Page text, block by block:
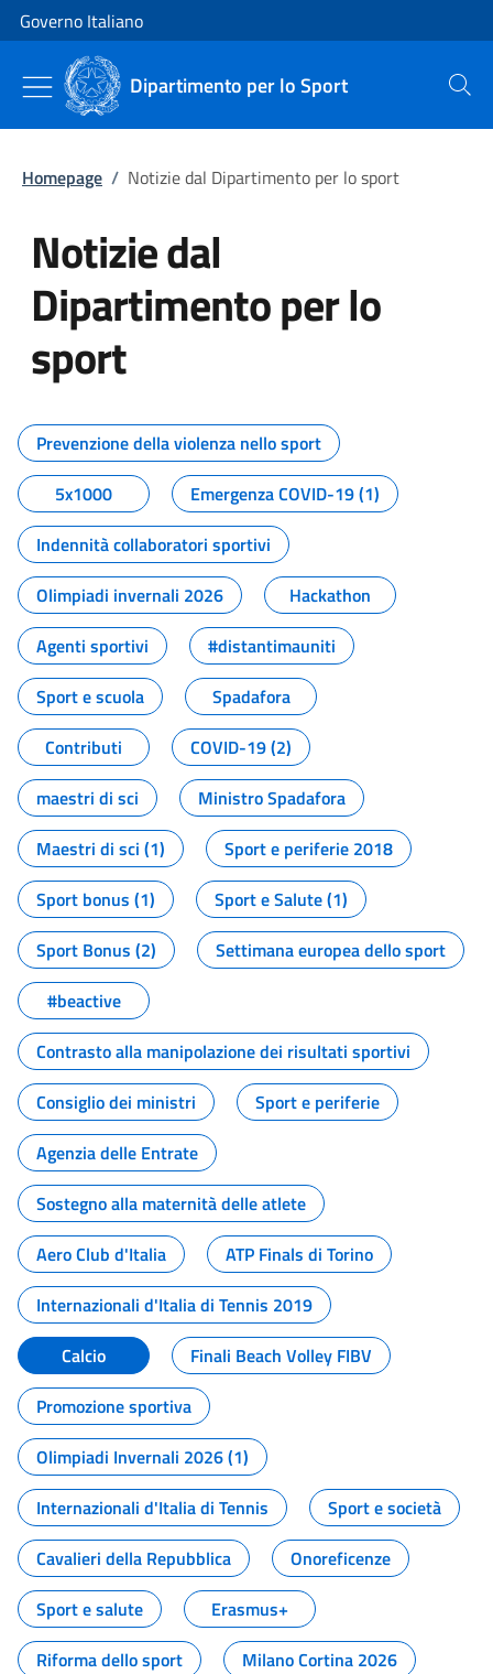
Vai al contenuto
Vai alla navigazione del sito
Governo Italiano
Dipartimento per lo Sport Cerca
Homepage / Notizie dal Dipartimento per lo sport
Notizie dal
Dipartimento per lo
sport
Tutti i contenuti della pagina
Prevenzione della violenza nello sport
5x1000
Emergenza COVID-19 (1)
Indennità collaboratori sportivi
Olimpiadi invernali 2026
Hackathon
Agenti sportivi
#distantimauniti
Sport e scuola
Spadafora
Contributi
COVID-19 (2)
maestri di sci
Ministro Spadafora
Maestri di sci (1)
Sport e periferie 2018
Sport bonus (1)
Sport e Salute (1)
Sport Bonus (2)
Settimana europea dello sport
#beactive
Contrasto alla manipolazione dei risultati sportivi
Consiglio dei ministri
Sport e periferie
Agenzia delle Entrate
Sostegno alla maternità delle atlete
Aero Club d'Italia
ATP Finals di Torino
Internazionali d'Italia di Tennis 2019
Calcio
Finali Beach Volley FIBV
Promozione sportiva
Olimpiadi Invernali 2026 (1)
Internazionali d'Italia di Tennis
Sport e società
Cavalieri della Repubblica
Onoreficenze
Sport e salute
Erasmus+
Riforma dello sport
Milano Cortina 2026